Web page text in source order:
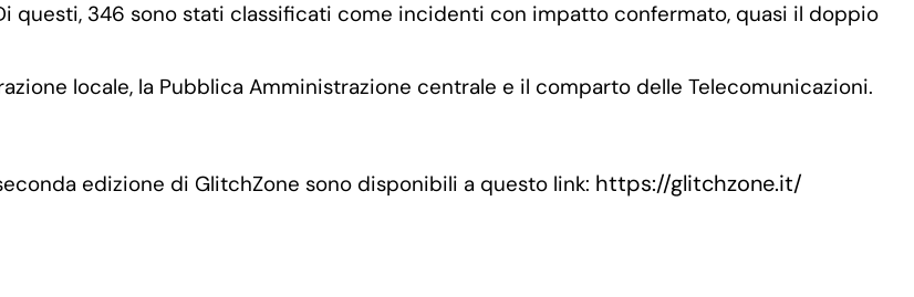
questi, 346 sono stati classificati come incidenti con impatto confermato, quasi il doppio
locale, la Pubblica Amministrazione centrale e il comparto delle Telecomunicazioni.
edizione di GlitchZone sono disponibili a questo link: https://glitchzone.it/